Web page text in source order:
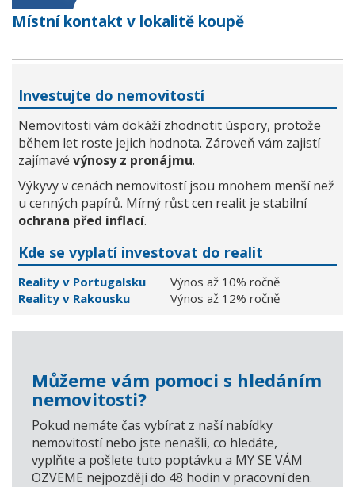
Místní kontakt v lokalitě koupě
Investujte do nemovitostí
Nemovitosti vám dokáží zhodnotit úspory, protože
během let roste jejich hodnota. Zároveň vám zajistí
zajímavé výnosy z pronájmu.
Výkyvy v cenách nemovitostí jsou mnohem menší než
u cenných papírů. Mírný růst cen realit je stabilní
ochrana před inflací.
Kde se vyplatí investovat do realit
Reality v Portugalsku
Výnos až 10% ročně
Reality v Rakousku
Výnos až 12% ročně
Můžeme vám pomoci s hledáním
nemovitosti?
Pokud nemáte čas vybírat z naší nabídky
nemovitostí nebo jste nenašli, co hledáte,
vyplňte a pošlete tuto poptávku a MY SE VÁM
OZVEME nejpozději do 48 hodin v pracovní den.